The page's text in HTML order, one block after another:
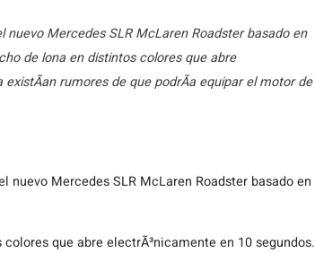
Mercedes SLR McLaren Roadster basado en
de lona en distintos colores que abre
rumores de que podrÃ­a equipar el motor de
nuevo Mercedes SLR McLaren Roadster basado en
que abre electrÃ³nicamente en 10 segundos.